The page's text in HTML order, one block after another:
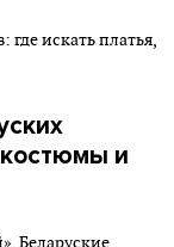
костюмы и